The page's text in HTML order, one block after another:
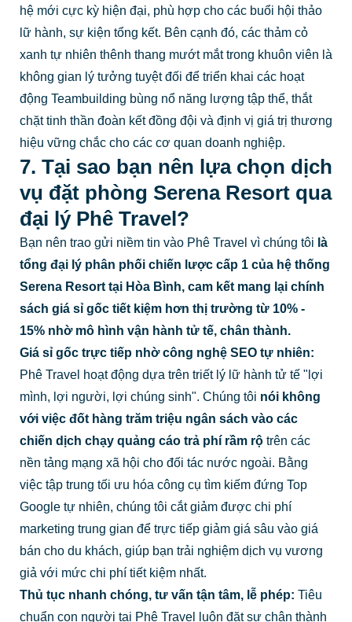
hệ mới cực kỳ hiện đại, phù hợp cho các buổi hội thảo
lữ hành, sự kiện tổng kết. Bên cạnh đó, các thảm cỏ
xanh tự nhiên thênh thang mướt mắt trong khuôn viên là
không gian lý tưởng tuyệt đối để triển khai các hoạt
động Teambuilding bùng nổ năng lượng tập thể, thắt
chặt tinh thần đoàn kết đồng đội và định vị giá trị thương
hiệu vững chắc cho các cơ quan doanh nghiệp.
7. Tại sao bạn nên lựa chọn dịch
vụ đặt phòng Serena Resort qua
đại lý Phê Travel?
Bạn nên trao gửi niềm tin vào Phê Travel vì chúng tôi là
tổng đại lý phân phối chiến lược cấp 1 của hệ thống
Serena Resort tại Hòa Bình, cam kết mang lại chính
sách giá sỉ gốc tiết kiệm hơn thị trường từ 10% -
15% nhờ mô hình vận hành tử tế, chân thành.
Giá sỉ gốc trực tiếp nhờ công nghệ SEO tự nhiên:
Phê Travel hoạt động dựa trên triết lý lữ hành tử tế "lợi
mình, lợi người, lợi chúng sinh". Chúng tôi nói không
với việc đốt hàng trăm triệu ngân sách vào các
chiến dịch chạy quảng cáo trả phí rầm rộtrên các
nền tảng mạng xã hội cho đối tác nước ngoài. Bằng
việc tập trung tối ưu hóa công cụ tìm kiếm đứng Top
Google tự nhiên, chúng tôi cắt giảm được chi phí
marketing trung gian để trực tiếp giảm giá sâu vào giá
bán cho du khách, giúp bạn trải nghiệm dịch vụ vương
giả với mức chi phí tiết kiệm nhất.
Thủ tục nhanh chóng, tư vấn tận tâm, lễ phép: Tiêu
chuẩn con người tại Phê Travel luôn đặt sự chân thành